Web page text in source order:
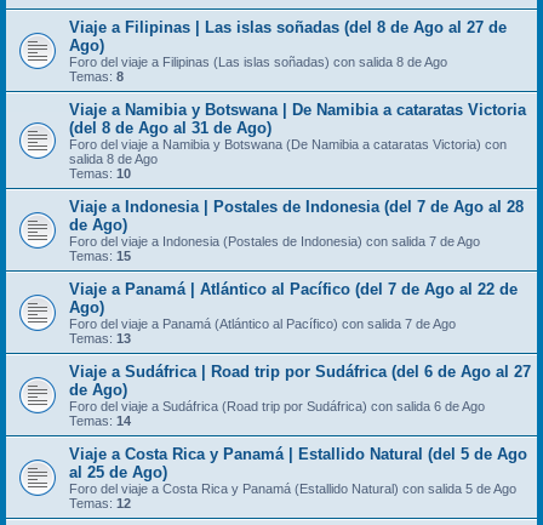
Viaje a Filipinas | Las islas soñadas (del 8 de Ago al 27 de
Ago)
Foro del viaje a Filipinas (Las islas soñadas) con salida 8 de Ago
Temas: 8
Viaje a Namibia y Botswana | De Namibia a cataratas Victoria
(del 8 de Ago al 31 de Ago)
Foro del viaje a Namibia y Botswana (De Namibia a cataratas Victoria) con
salida 8 de Ago
Temas: 10
Viaje a Indonesia | Postales de Indonesia (del 7 de Ago al 28
de Ago)
Foro del viaje a Indonesia (Postales de Indonesia) con salida 7 de Ago
Temas: 15
Viaje a Panamá | Atlántico al Pacífico (del 7 de Ago al 22 de
Ago)
Foro del viaje a Panamá (Atlántico al Pacífico) con salida 7 de Ago
Temas: 13
Viaje a Sudáfrica | Road trip por Sudáfrica (del 6 de Ago al 27
de Ago)
Foro del viaje a Sudáfrica (Road trip por Sudáfrica) con salida 6 de Ago
Temas: 14
Viaje a Costa Rica y Panamá | Estallido Natural (del 5 de Ago
al 25 de Ago)
Foro del viaje a Costa Rica y Panamá (Estallido Natural) con salida 5 de Ago
Temas: 12